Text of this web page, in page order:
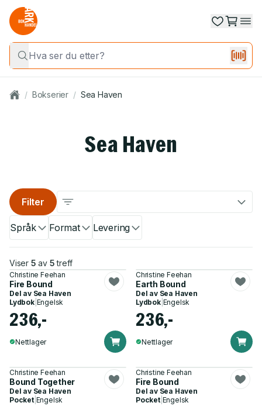
/ Bokserier / Sea Haven
Sea Haven
Språk Format Levering
Filter
Viser 5 av 5 treff
Christine Feehan
Fire Bound
Del av Sea Haven
Lydbok| Engelsk
236,-
Nettlager
Christine Feehan
Earth Bound
Del av Sea Haven
Lydbok| Engelsk
236,-
Nettlager
Christine Feehan
Bound Together
Del av Sea Haven
Pocket| Engelsk
Christine Feehan
Fire Bound
Del av Sea Haven
Pocket| Engelsk